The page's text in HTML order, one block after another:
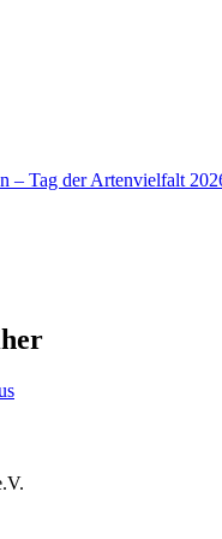
– Tag der Artenvielfalt